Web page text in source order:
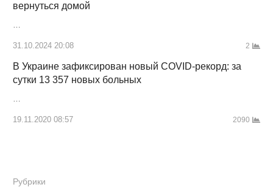
вернуться домой
…
31.10.2024 20:08 2
В Украине зафиксирован новый COVID-рекорд: за
сутки 13 357 новых больных
…
19.11.2020 08:57 2090
Рубрики